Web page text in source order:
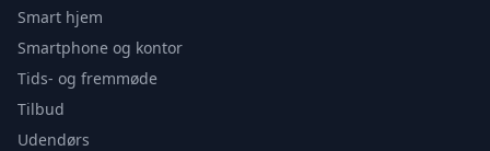
Smart hjem
Smartphone og kontor
Tids- og fremmøde
Tilbud
Udendørs